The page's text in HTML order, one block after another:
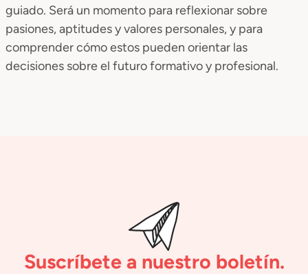
guiado. Será un momento para reflexionar sobre
pasiones, aptitudes y valores personales, y para
comprender cómo estos pueden orientar las
decisiones sobre el futuro formativo y profesional.
Suscríbete a nuestro boletín.